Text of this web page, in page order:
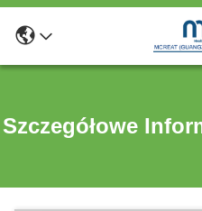
Szczegółowe